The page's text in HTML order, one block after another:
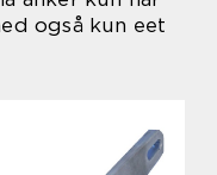
også kun eet